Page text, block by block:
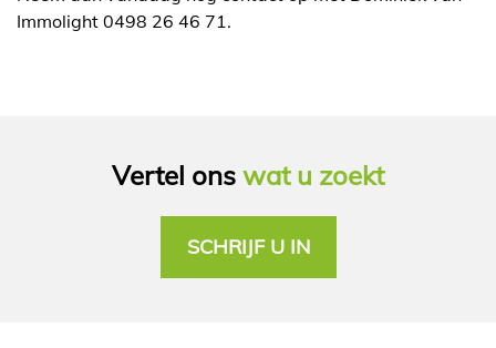
Immolight 0498 26 46 71.
Vertel ons wat u zoekt
SCHRIJF U IN